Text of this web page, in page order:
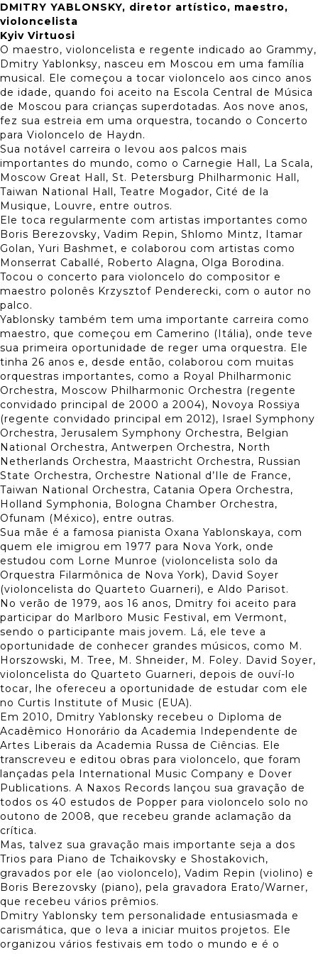
DMITRY YABLONSKY, diretor artístico, maestro,
violoncelista
Kyiv Virtuosi
O maestro, violoncelista e regente indicado ao Grammy,
Dmitry Yablonksy, nasceu em Moscou em uma família
musical. Ele começou a tocar violoncelo aos cinco anos
de idade, quando foi aceito na Escola Central de Música
de Moscou para crianças superdotadas. Aos nove anos,
fez sua estreia em uma orquestra, tocando o Concerto
para Violoncelo de Haydn.
Sua notável carreira o levou aos palcos mais
importantes do mundo, como o Carnegie Hall, La Scala,
Moscow Great Hall, St. Petersburg Philharmonic Hall,
Taiwan National Hall, Teatre Mogador, Cité de la
Musique, Louvre, entre outros.
Ele toca regularmente com artistas importantes como
Boris Berezovsky, Vadim Repin, Shlomo Mintz, Itamar
Golan, Yuri Bashmet, e colaborou com artistas como
Monserrat Caballé, Roberto Alagna, Olga Borodina.
Tocou o concerto para violoncelo do compositor e
maestro polonês Krzysztof Penderecki, com o autor no
palco.
Yablonsky também tem uma importante carreira como
maestro, que começou em Camerino (Itália), onde teve
sua primeira oportunidade de reger uma orquestra. Ele
tinha 26 anos e, desde então, colaborou com muitas
orquestras importantes, como a Royal Philharmonic
Orchestra, Moscow Philharmonic Orchestra (regente
convidado principal de 2000 a 2004), Novoya Rossiya
(regente convidado principal em 2012), Israel Symphony
Orchestra, Jerusalem Symphony Orchestra, Belgian
National Orchestra, Antwerpen Orchestra, North
Netherlands Orchestra, Maastricht Orchestra, Russian
State Orchestra, Orchestre National d’Ile de France,
Taiwan National Orchestra, Catania Opera Orchestra,
Holland Symphonia, Bologna Chamber Orchestra,
Ofunam (México), entre outras.
Sua mãe é a famosa pianista Oxana Yablonskaya, com
quem ele imigrou em 1977 para Nova York, onde
estudou com Lorne Munroe (violoncelista solo da
Orquestra Filarmônica de Nova York), David Soyer
(violoncelista do Quarteto Guarneri), e Aldo Parisot.
No verão de 1979, aos 16 anos, Dmitry foi aceito para
participar do Marlboro Music Festival, em Vermont,
sendo o participante mais jovem. Lá, ele teve a
oportunidade de conhecer grandes músicos, como M.
Horszowski, M. Tree, M. Shneider, M. Foley. David Soyer,
violoncelista do Quarteto Guarneri, depois de ouví-lo
tocar, lhe ofereceu a oportunidade de estudar com ele
no Curtis Institute of Music (EUA).
Em 2010, Dmitry Yablonsky recebeu o Diploma de
Acadêmico Honorário da Academia Independente de
Artes Liberais da Academia Russa de Ciências. Ele
transcreveu e editou obras para violoncelo, que foram
lançadas pela International Music Company e Dover
Publications. A Naxos Records lançou sua gravação de
todos os 40 estudos de Popper para violoncelo solo no
outono de 2008, que recebeu grande aclamação da
crítica.
Mas, talvez sua gravação mais importante seja a dos
Trios para Piano de Tchaikovsky e Shostakovich,
gravados por ele (ao violoncelo), Vadim Repin (violino) e
Boris Berezovsky (piano), pela gravadora Erato/Warner,
que recebeu vários prêmios.
Dmitry Yablonsky tem personalidade entusiasmada e
carismática, que o leva a iniciar muitos projetos. Ele
organizou vários festivais em todo o mundo e é o